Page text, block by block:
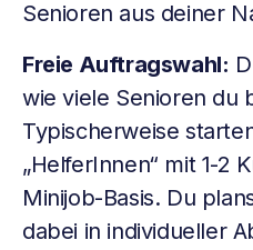
Senioren aus deiner
Freie Auftragswahl:
wie viele Senioren du
Typischerweise
„HelferInnen“ mit 1-2
Minijob-Basis. Du
dabei in individueller